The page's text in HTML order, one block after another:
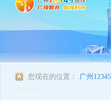
您现在的位置： 广州